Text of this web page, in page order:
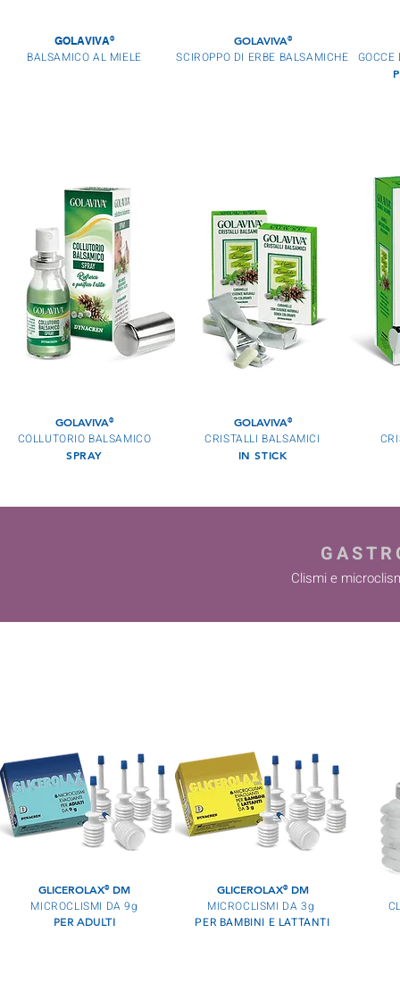
GOLAVIVA®
BALSAMICO AL MIELE
GOLAVIVA®
SCIROPPO DI ERBE BALSAMICHE
GOLAVIVA®
COLLUTORIO BALSAMICO
SPRAY
GOLAVIVA®
CRISTALLI BALSAMICI
IN STICK
Clismi e
GLICEROLAX® DM
MICROCLISMI DA 9g
PER ADULTI
GLICEROLAX®DM
MICROCLISMI DA 3g
PER BAMBINI E LATTANTI